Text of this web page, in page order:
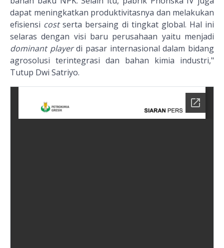
dapat meningkatkan produktivitasnya dan melakukan
efisiensi costserta bersaing di tingkat global. Hal ini
selaras dengan visi baru perusahaan yaitu menjadi
dominant playerdi pasar internasional dalam bidang
agrosolusi terintegrasi dan bahan kimia industri,"
Tutup Dwi Satriyo.